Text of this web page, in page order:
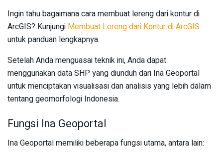
Ingin tahu bagaimana cara membuat lereng dari kontur di
ArcGIS? Kunjungi Membuat Lereng dari Kontur di ArcGIS
untuk panduan lengkapnya.
Setelah Anda menguasai teknik ini, Anda dapat
menggunakan data SHP yang diunduh dari Ina Geoportal
untuk menciptakan visualisasi dan analisis yang lebih dalam
tentang geomorfologi Indonesia.
Fungsi Ina Geoportal
Ina Geoportal memiliki beberapa fungsi utama, antara lain: